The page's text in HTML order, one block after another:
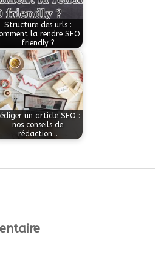
Structure des urls :
la rendre SEO
friendly ?
un article SEO :
nos conseils de
rédaction…